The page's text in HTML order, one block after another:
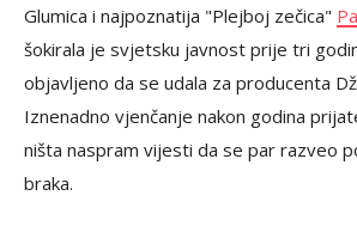
Glumica i najpoznatija "Plejboj zečica"
šokirala je svjetsku javnost prije tri
objavljeno da se udala za producenta
Iznenadno vjenčanje nakon godina
ništa naspram vijesti da se par razveo
braka.